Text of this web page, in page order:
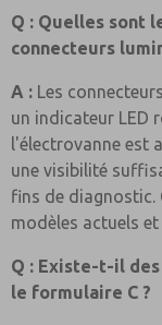
Q : Quelles sont
connecteurs
A : Les
un indicateur LED
l'électrovanne est
une visibilité
fins de diagnostic.
modèles actuels
Q : Existe-t-il
le formulaire C ?